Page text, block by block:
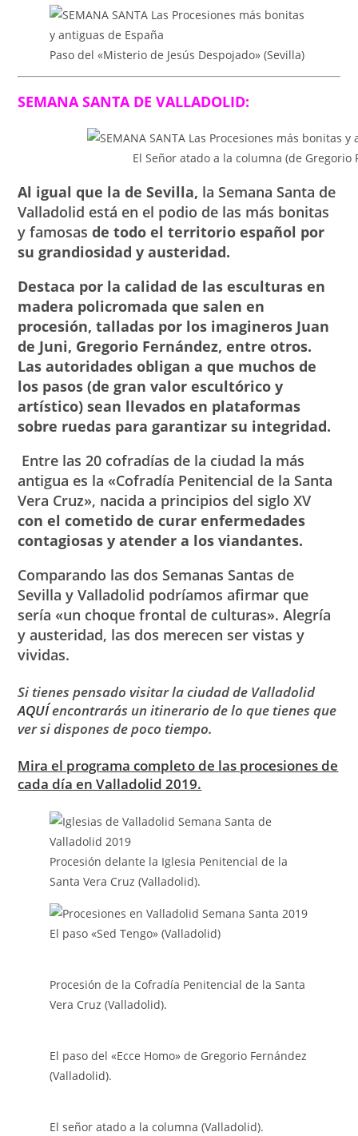
Paso del «Misterio de Jesús Despojado» (Sevilla)
SEMANA SANTA DE VALLADOLID:
El Señor atado a la columna (de Gregorio
Al igual que la de Sevilla, la Semana Santa de
Valladolid está en el podio de las más bonitas
y famosas de todo el territorio español por
su grandiosidad y austeridad.
Destaca por la calidad de las esculturas en
madera policromada que salen en
procesión, talladas por los imagineros Juan
de Juni, Gregorio Fernández, entre otros.
Las autoridades obligan a que muchos de
los pasos (de gran valor escultórico y
artístico) sean llevados en plataformas
sobre ruedas para garantizar su integridad.
Entre las 20 cofradías de la ciudad la más
antigua es la «Cofradía Penitencial de la Santa
Vera Cruz», nacida a principios del siglo XV
con el cometido de curar enfermedades
contagiosas y atender a los viandantes.
Comparando las dos Semanas Santas de
Sevilla y Valladolid podríamos afirmar que
sería «un choque frontal de culturas». Alegría
y austeridad, las dos merecen ser vistas y
vividas.
Si tienes pensado visitar la ciudad de Valladolid
AQUÍencontrarás un itinerario de lo que tienes que
ver si dispones de poco tiempo.
Mira el programa completo de las procesiones de
cada día en Valladolid 2019.
Procesión delante la Iglesia Penitencial de la
Santa Vera Cruz (Valladolid).
El paso «Sed Tengo» (Valladolid)
Procesión de la Cofradía Penitencial de la Santa
Vera Cruz (Valladolid).
El paso del «Ecce Homo» de Gregorio Fernández
(Valladolid).
El señor atado a la columna (Valladolid).